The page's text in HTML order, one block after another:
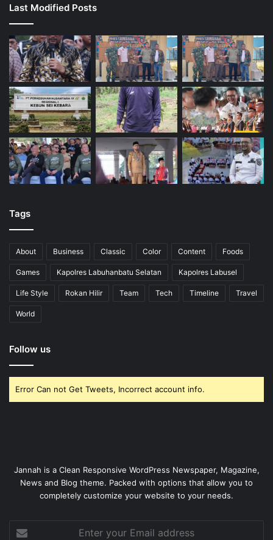
Last Modified Posts
Tags
About Business Classic Color Content Foods
Games Kapolres Labuhanbatu Selatan Kapolres Labusel
Life Style Rokan Hilir Team Tech Timeline Travel
World
Follow us
Error Can not Get Tweets, Incorrect account info.
Jannah is a Clean Responsive WordPress Newspaper, Magazine,
News and Blog theme. Packed with options that allow you to
completely customize your website to your needs.